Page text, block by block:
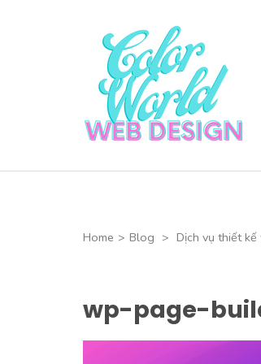
Home > Blog > Dịch vụ thiết
wp-page-